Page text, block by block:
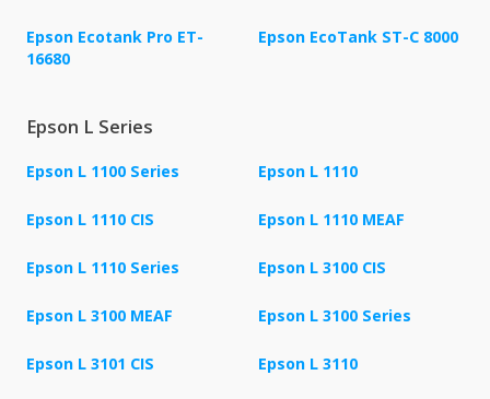
Epson Ecotank Pro ET-
16680
Epson EcoTank ST-C 8000
Epson L Series
Epson L 1100 Series Epson L 1110
Epson L 1110 CIS Epson L 1110 MEAF
Epson L 1110 Series Epson L 3100 CIS
Epson L 3100 MEAF Epson L 3100 Series
Epson L 3101 CIS Epson L 3110